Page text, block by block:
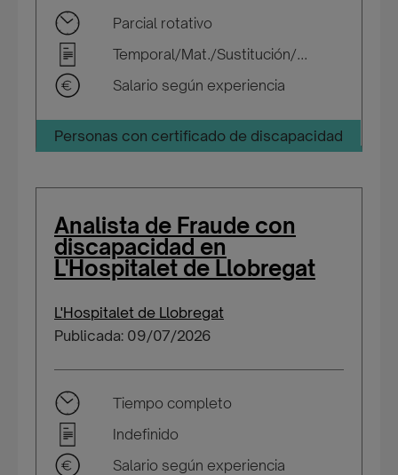
Parcial rotativo
Temporal/Mat./Sustitución/...
Salario según experiencia
Personas con certificado de discapacidad
Analista de Fraude con
discapacidad en
L'Hospitalet de Llobregat
L'Hospitalet de Llobregat
Publicada: 09/07/2026
Tiempo completo
Indefinido
Salario según experiencia